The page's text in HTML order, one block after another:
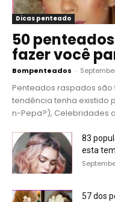
Dicas penteado
50
fazer você
Bompenteados -
Penteados raspados são
tendência tenha existido
n-Pepa?), Celebridades
83
esta
57 dos